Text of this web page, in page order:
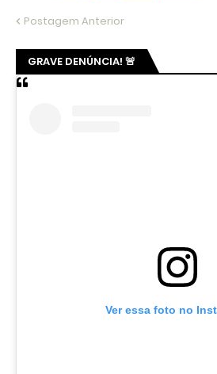
Postagem Anterior
GRAVE DENÚNCIA! 🚨
Ver essa foto no